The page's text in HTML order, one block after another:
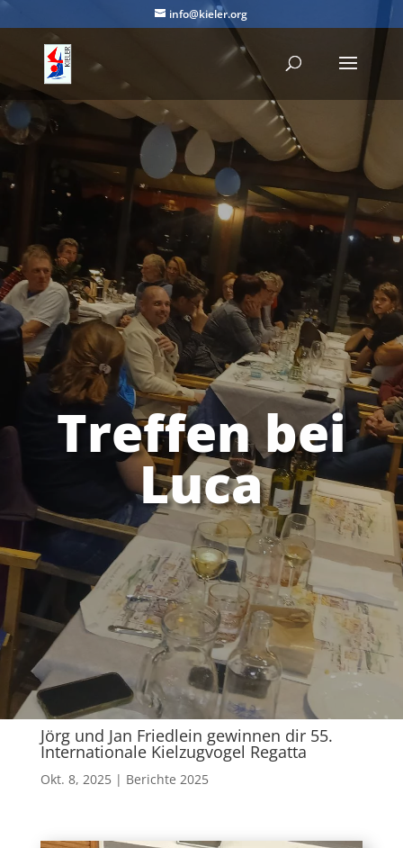
info@kieler.org
Treffen bei
Luca
Jörg und Jan Friedlein gewinnen dir 55.
Internationale Kielzugvogel Regatta
Okt. 8, 2025 Berichte 2025